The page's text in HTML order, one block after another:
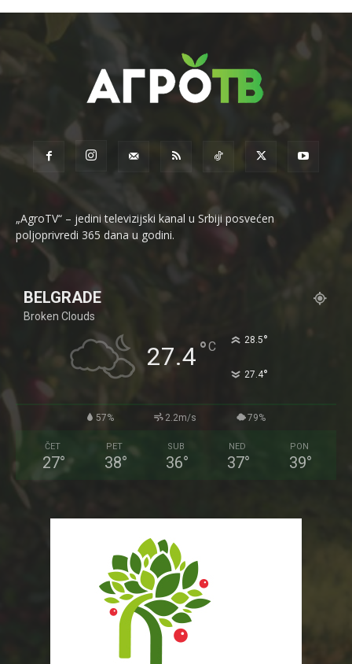
„AgroTV“ – jedini televizijski kanal u Srbiji posvećen
poljoprivredi 365 dana u godini.
BELGRADE
Broken Clouds
27.4°C 28.5°
27.4°
57% 2.2m/s 79%
ČET
27°
PET
38°
SUB
36°
NED
37°
PON
39°